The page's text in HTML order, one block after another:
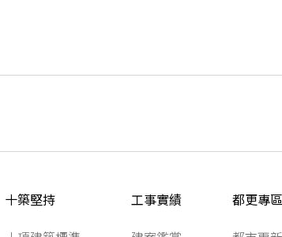
十築堅持
工事實績
都更專區